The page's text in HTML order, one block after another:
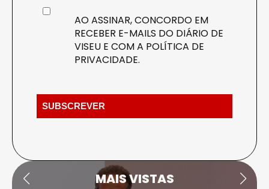
AO ASSINAR, CONCORDO EM
RECEBER E-MAILS DO DIÁRIO DE
VISEU E COM A POLÍTICA DE
PRIVACIDADE.
MAIS VISTAS